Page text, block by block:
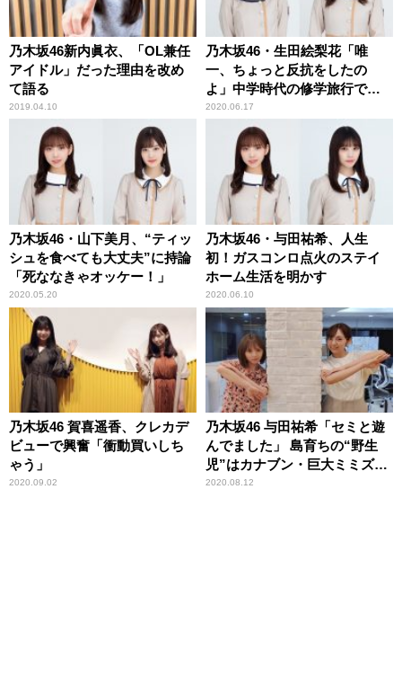
乃木坂46新内眞衣、「OL兼任
アイドル」だった理由を改め
て語る
2019.04.10
乃木坂46・生田絵梨花「唯
一、ちょっと反抗をしたの
よ」中学時代の修学旅行で
の“サボり”を告白
2020.06.17
乃木坂46・山下美月、“ティッ
シュを食べても大丈夫”に持論
「死ななきゃオッケー！」
2020.05.20
乃木坂46・与田祐希、人生
初！ガスコンロ点火のステイ
ホーム生活を明かす
2020.06.10
乃木坂46 賀喜遥香、クレカデ
ビューで興奮「衝動買いしち
ゃう」
2020.09.02
乃木坂46 与田祐希「セミと遊
んでました」 島育ちの“野生
児”はカナブン・巨大ミミズも
大丈夫
2020.08.12